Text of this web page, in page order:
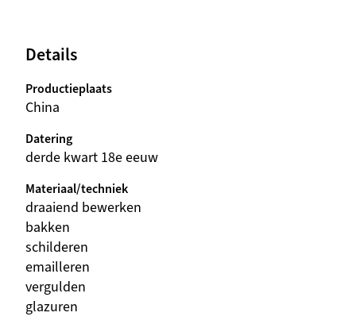
Details
Productieplaats
China
Datering
derde kwart 18e eeuw
Materiaal/techniek
draaiend bewerken
bakken
schilderen
emailleren
vergulden
glazuren